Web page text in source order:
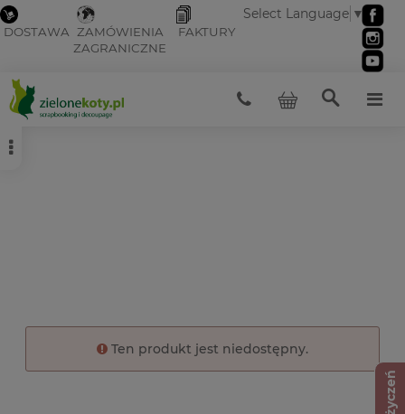
DOSTAWA ZAMÓWIENIA
ZAGRANICZNE
FAKTURY
Select Language ▼
Ten produkt jest niedostępny.